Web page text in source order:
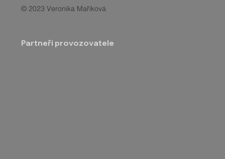
© 2023 Veronika Maříková
Partneři provozovatele